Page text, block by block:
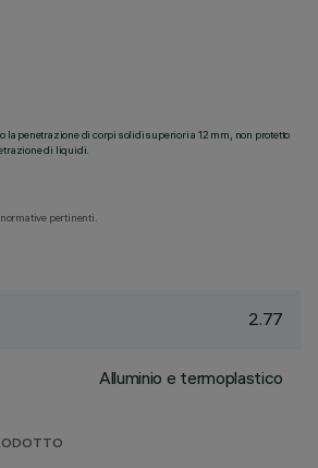
la penetrazione di corpi solidi superiori a 12 mm, non protetto
di liquidi.
pertinenti.
2.77
Alluminio e termoplastico